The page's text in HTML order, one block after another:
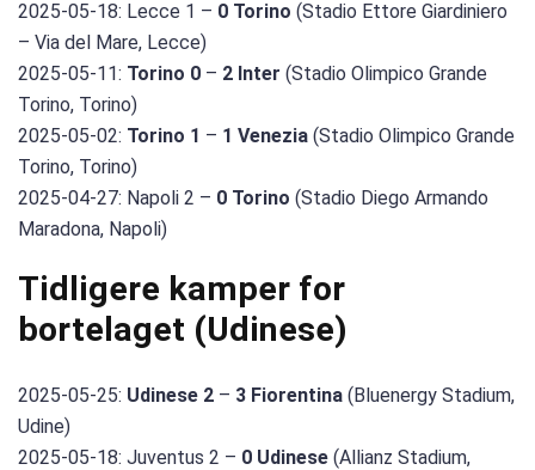
2025-05-18: Lecce 1 – 0 Torino (Stadio Ettore Giardiniero
– Via del Mare, Lecce)
2025-05-11: Torino 0 – 2 Inter (Stadio Olimpico Grande
Torino, Torino)
2025-05-02: Torino 1 – 1 Venezia (Stadio Olimpico Grande
Torino, Torino)
2025-04-27: Napoli 2 – 0 Torino (Stadio Diego Armando
Maradona, Napoli)
Tidligere kamper for
bortelaget (Udinese)
2025-05-25: Udinese 2 – 3 Fiorentina (Bluenergy Stadium,
Udine)
2025-05-18: Juventus 2 – 0 Udinese (Allianz Stadium,